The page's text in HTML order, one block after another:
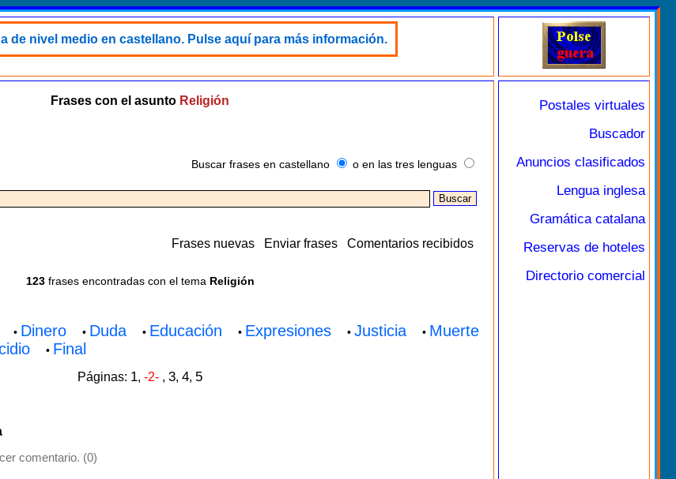
de nivel medio en castellano. Pulse aquí para más información.
Frases con el asunto Religión
Buscar frases en castellano o en las tres lenguas
Frases nuevas Enviar frases Comentarios recibidos
123frases encontradas con el tema Religión
• Dinero • Duda• Educación • Expresiones • Justicia• Muerte
• Final
Páginas: 1, -2- , 3, 4, 5
comentario. (0)
Postales virtuales
Buscador
Anuncios clasificados
Lengua inglesa
Gramática catalana
Reservas de hoteles
Directorio comercial